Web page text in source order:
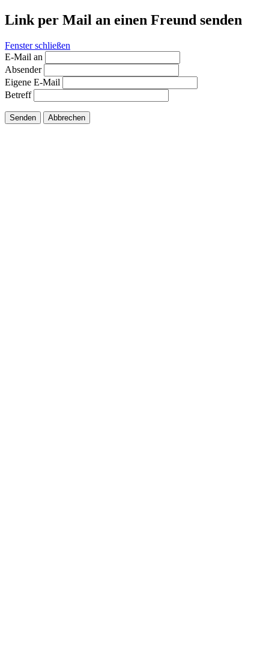
Link per Mail an einen Freund senden
Fenster schließen
E-Mail an
Absender
Eigene E-Mail
Betreff
Senden Abbrechen